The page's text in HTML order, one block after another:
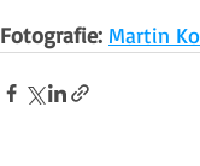
Fotografie: Martin